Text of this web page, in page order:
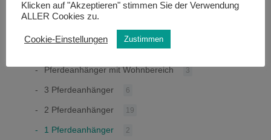
Thiel 1
22
Pferdeanhänger mit Wohnbereich 3
3 Pferdeanhänger 6
2 Pferdeanhänger 19
1 Pferdeanhänger 2
Klicken auf "Akzeptieren" stimmen Sie der Verwendung
ALLER Cookies zu.
Cookie-Einstellungen Zustimmen